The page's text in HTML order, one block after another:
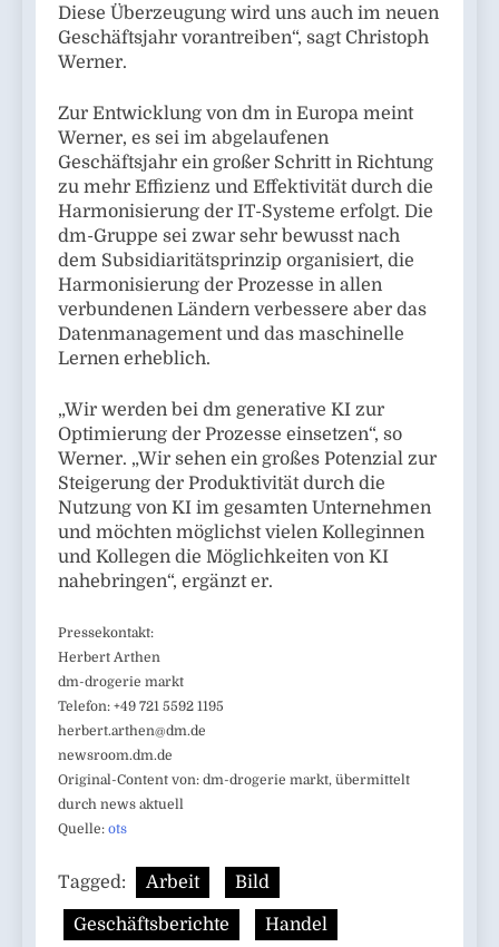
Diese Überzeugung wird uns auch im neuen
Geschäftsjahr vorantreiben“, sagt Christoph
Werner.
Zur Entwicklung von dm in Europa meint
Werner, es sei im abgelaufenen
Geschäftsjahr ein großer Schritt in Richtung
zu mehr Effizienz und Effektivität durch die
Harmonisierung der IT-Systeme erfolgt. Die
dm-Gruppe sei zwar sehr bewusst nach
dem Subsidiaritätsprinzip organisiert, die
Harmonisierung der Prozesse in allen
verbundenen Ländern verbessere aber das
Datenmanagement und das maschinelle
Lernen erheblich.
„Wir werden bei dm generative KI zur
Optimierung der Prozesse einsetzen“, so
Werner. „Wir sehen ein großes Potenzial zur
Steigerung der Produktivität durch die
Nutzung von KI im gesamten Unternehmen
und möchten möglichst vielen Kolleginnen
und Kollegen die Möglichkeiten von KI
nahebringen“, ergänzt er.
Pressekontakt:
Herbert Arthen
dm-drogerie markt
Telefon: +49 721 5592 1195
herbert.arthen@dm.de
newsroom.dm.de
Original-Content von: dm-drogerie markt, übermittelt
durch news aktuell
Quelle: ots
Tagged: Arbeit Bild
Geschäftsberichte Handel